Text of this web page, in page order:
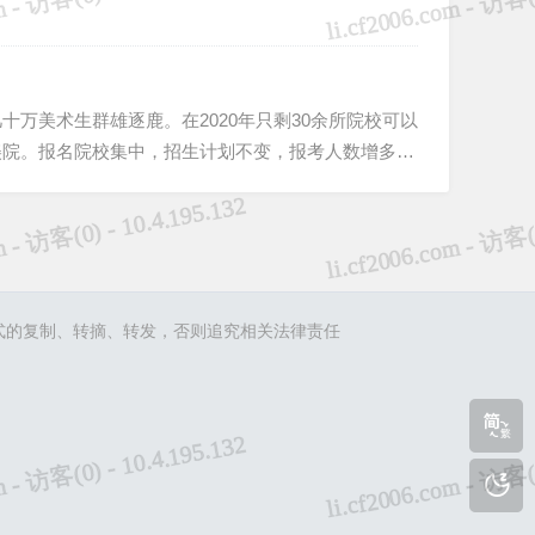
万美术生群雄逐鹿。在2020年只剩30余所院校可以
。报名院校集中，招生计划不变，报考人数增多，
复制、转摘、转发，否则追究相关法律责任